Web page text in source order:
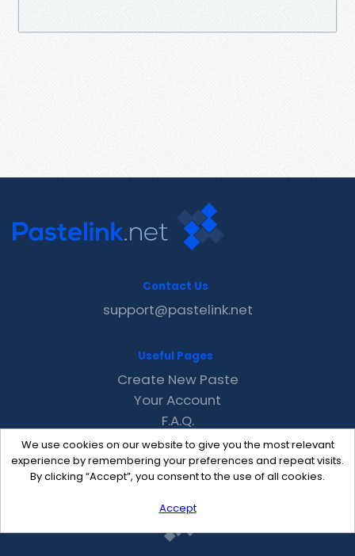
We use cookies on our website to give you the most relevant
experience by remembering your preferences and repeat visits.
By clicking “Accept”, you consent to the use of all cookies.
Accept
Contact Us
support@pastelink.net
Useful Pages
Create New Paste
Your Account
F.A.Q.
Recent
Contact